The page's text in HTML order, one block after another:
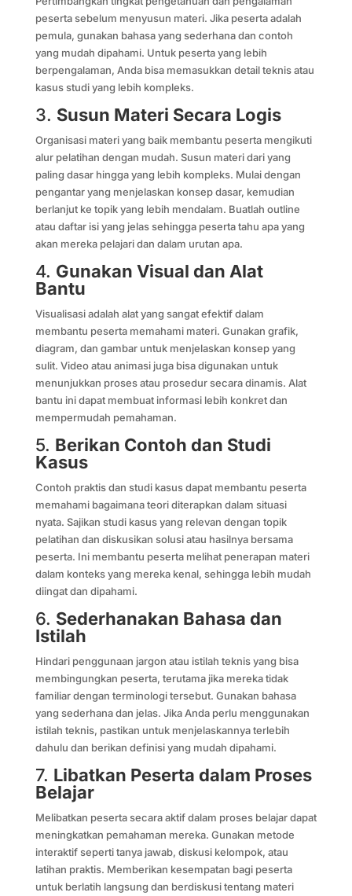
peserta sebelum menyusun materi. Jika peserta adalah
pemula, gunakan bahasa yang sederhana dan contoh
yang mudah dipahami. Untuk peserta yang lebih
berpengalaman, Anda bisa memasukkan detail teknis atau
kasus studi yang lebih kompleks.
3. Susun Materi Secara Logis
Organisasi materi yang baik membantu peserta mengikuti
alur pelatihan dengan mudah. Susun materi dari yang
paling dasar hingga yang lebih kompleks. Mulai dengan
pengantar yang menjelaskan konsep dasar, kemudian
berlanjut ke topik yang lebih mendalam. Buatlah outline
atau daftar isi yang jelas sehingga peserta tahu apa yang
akan mereka pelajari dan dalam urutan apa.
4. Gunakan Visual dan Alat
Bantu
Visualisasi adalah alat yang sangat efektif dalam
membantu peserta memahami materi. Gunakan grafik,
diagram, dan gambar untuk menjelaskan konsep yang
sulit. Video atau animasi juga bisa digunakan untuk
menunjukkan proses atau prosedur secara dinamis. Alat
bantu ini dapat membuat informasi lebih konkret dan
mempermudah pemahaman.
5. Berikan Contoh dan Studi
Kasus
Contoh praktis dan studi kasus dapat membantu peserta
memahami bagaimana teori diterapkan dalam situasi
nyata. Sajikan studi kasus yang relevan dengan topik
pelatihan dan diskusikan solusi atau hasilnya bersama
peserta. Ini membantu peserta melihat penerapan materi
dalam konteks yang mereka kenal, sehingga lebih mudah
diingat dan dipahami.
6. Sederhanakan Bahasa dan
Istilah
Hindari penggunaan jargon atau istilah teknis yang bisa
membingungkan peserta, terutama jika mereka tidak
familiar dengan terminologi tersebut. Gunakan bahasa
yang sederhana dan jelas. Jika Anda perlu menggunakan
istilah teknis, pastikan untuk menjelaskannya terlebih
dahulu dan berikan definisi yang mudah dipahami.
7. Libatkan Peserta dalam Proses
Belajar
Melibatkan peserta secara aktif dalam proses belajar dapat
meningkatkan pemahaman mereka. Gunakan metode
interaktif seperti tanya jawab, diskusi kelompok, atau
latihan praktis. Memberikan kesempatan bagi peserta
untuk berlatih langsung dan berdiskusi tentang materi